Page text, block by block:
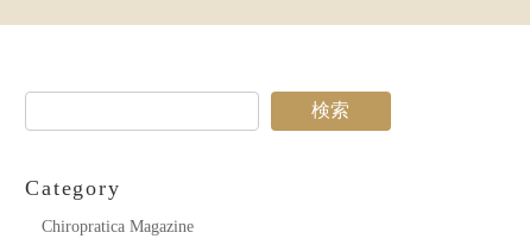
検索
Category
Chiropratica Magazine